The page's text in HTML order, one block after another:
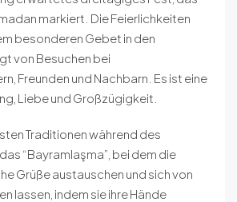
markiert. Die Feierlichkeiten
besonderen Gebet in den
von Besuchen bei
Freunden und Nachbarn. Es ist eine
Liebe und Großzügigkeit.
Traditionen während des
“Bayramlaşma”, bei dem die
Grüße austauschen und sich von
lassen, indem sie ihre Hände